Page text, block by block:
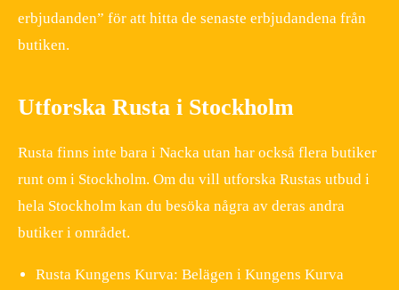
erbjudanden” för att hitta de senaste erbjudandena från
butiken.
Utforska Rusta i Stockholm
Rusta finns inte bara i Nacka utan har också flera butiker
runt om i Stockholm. Om du vill utforska Rustas utbud i
hela Stockholm kan du besöka några av deras andra
butiker i området.
Rusta Kungens Kurva: Belägen i Kungens Kurva